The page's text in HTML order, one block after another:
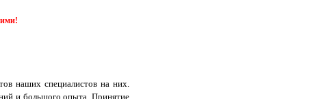
наших специалистов на них.
и большого опыта. Принятие